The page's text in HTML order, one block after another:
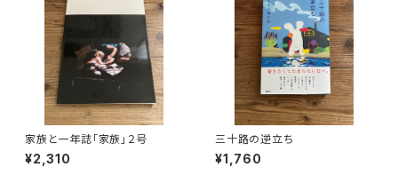
家族と一年誌「家族」２号
¥2,310
三十路の逆立ち
¥1,760